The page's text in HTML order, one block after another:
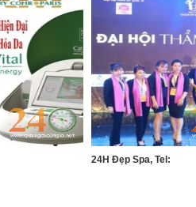
24H Đẹp Spa, Tel: